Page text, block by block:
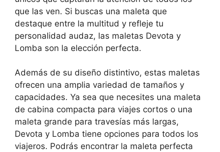
que las ven. Si buscas una maleta que
destaque entre la multitud y refleje tu
personalidad audaz, las maletas Devota y
Lomba son la elección perfecta.
Además de su diseño distintivo, estas maletas
ofrecen una amplia variedad de tamaños y
capacidades. Ya sea que necesites una maleta
de cabina compacta para viajes cortos o una
maleta grande para travesías más largas,
Devota y Lomba tiene opciones para todos los
viajeros. Podrás encontrar la maleta perfecta